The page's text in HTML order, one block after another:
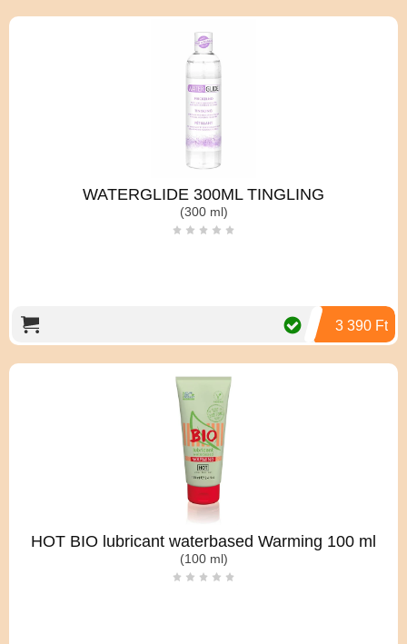
WATERGLIDE 300ML TINGLING
(300 ml)
3 390 Ft
HOT BIO lubricant waterbased Warming 100 ml
(100 ml)